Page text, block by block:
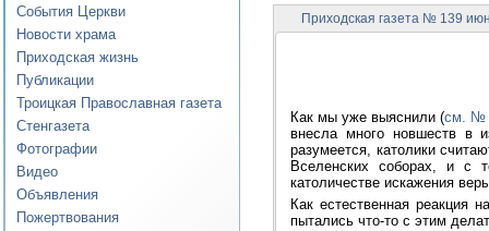
События Церкви
Новости храма
Приходская жизнь
Публикации
Троицкая Православная газета
Стенгазета
Фотографии
Видео
Объявления
Пожертвования
Приходская газета № 139
Как мы уже выяснили (см. №
внесла много новшеств в
разумеется, католики
Вселенских соборах, и с
католичестве искажения
Как естественная реакция
пытались что-то с этим